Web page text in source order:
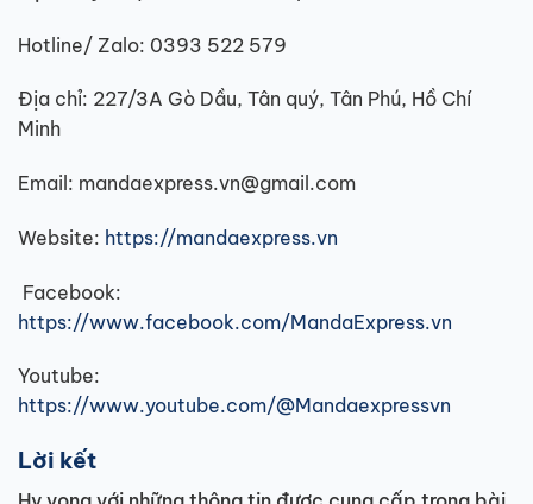
Hotline/ Zalo: 0393 522 579
Địa chỉ: 227/3A Gò Dầu, Tân quý, Tân Phú, Hồ Chí
Minh
Email: mandaexpress.vn@gmail.com
Website: https://mandaexpress.vn
Facebook:
https://www.facebook.com/MandaExpress.vn
Youtube:
https://www.youtube.com/@Mandaexpressvn
Lời kết